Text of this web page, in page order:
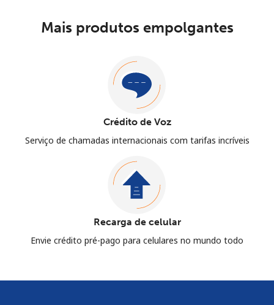
Mais produtos empolgantes
Crédito de Voz
Serviço de chamadas internacionais com tarifas incríveis
Recarga de celular
Envie crédito pré-pago para celulares no mundo todo